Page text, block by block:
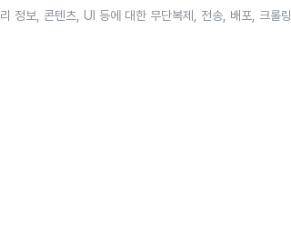
ENGLISH GUIDE
정보, 콘텐츠, UI 등에 대한 무단복제, 전송, 배포, 크롤